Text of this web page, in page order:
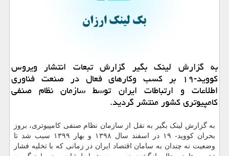
به گزارش لینك بگیر گزارش تبعات انتشار ویروس
كووید-۱۹ بر كسب وكارهای فعال در صنعت فناوری
اطلاعات و ارتباطات ایران توسط سازمان نظام صنفی
كامپیوتری كشور منتشر گردید.
به گزارش لینک بگیر به نقل از سازمان نظام صنفی کامپیوتری، بروز
بحران کووید- ۱۹ در اسفند سال ۱۳۹۸ و بهار ۱۳۹۹ سبب شد تا
وضعیت نه چندان به سامان اقتصاد ایران در زمانی که با تخلیه فشار